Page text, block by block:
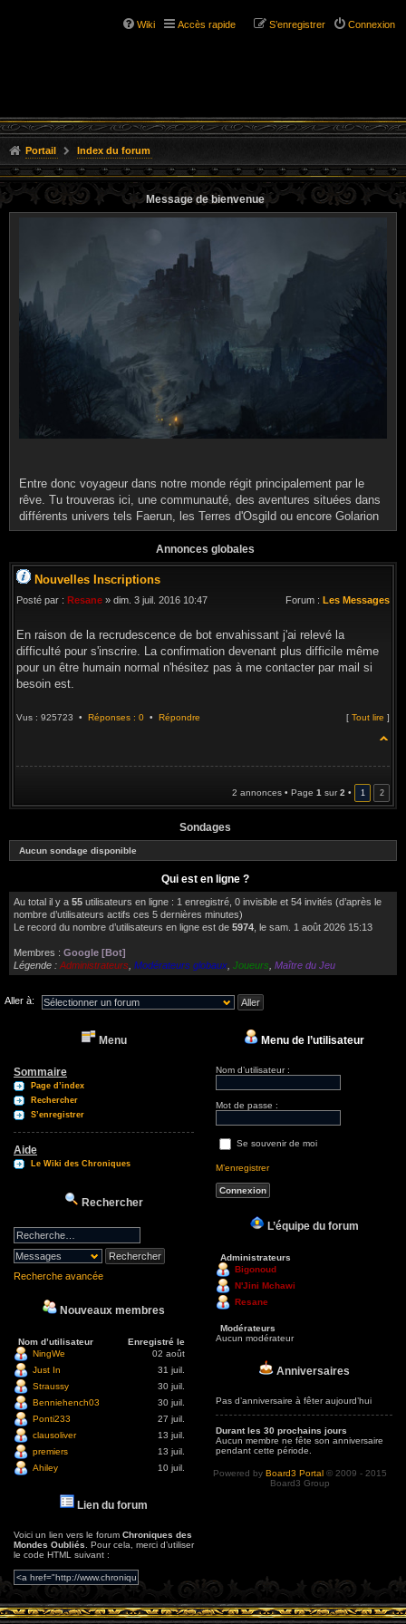
Wiki Accès rapide Connexion
S’enregistrer
Portail Index du forum
Message de bienvenue
Entre donc voyageur dans notre monde régit principalement par le
rêve. Tu trouveras ici, une communauté, des aventures situées dans
différents univers tels Faerun, les Terres d'Osgild ou encore Golarion
Annonces globales
Nouvelles Inscriptions
Posté par : Resane » dim. 3 juil. 2016 10:47 Forum : Les Messages
En raison de la recrudescence de bot envahissant j'ai relevé la
difficulté pour s'inscrire. La confirmation devenant plus difficile même
pour un être humain normal n'hésitez pas à me contacter par mail si
besoin est.
Vus : 925723 • Réponses : 0 • Répondre [ Tout lire ]
2 annonces • Page 1 sur2 • 1 2
Sondages
Aucun sondage disponible
Qui est en ligne ?
Au total il y a 55 utilisateurs en ligne : 1 enregistré, 0 invisible et 54 invités (d’après le
nombre d’utilisateurs actifs ces 5 dernières minutes)
Le record du nombre d’utilisateurs en ligne est de 5974 , le sam. 1 août 2026 15:13
Membres : Google [Bot]
Légende : Administrateurs Modérateurs globaux Joueurs Maître du Jeu
Aller à:
Menu
Sommaire
Page d’index
Rechercher
S’enregistrer
Aide
Le Wiki des Chroniques
Rechercher
Recherche avancée
Nouveaux membres
Nom d’utilisateur
Enregistré le
NingWe
02 août
Just In
31 juil.
Straussy
30 juil.
Benniehench03
30 juil.
Ponti233
27 juil.
clausoliver
13 juil.
premiers
13 juil.
Ahiley
10 juil.
Lien du forum
Voici un lien vers le forum Chroniques des
Mondes Oubliés . Pour cela, merci d’utiliser
le code HTML suivant :
Menu de l’utilisateur
Nom d’utilisateur :
Mot de passe :
Se souvenir de moi
M’enregistrer
L’équipe du forum
Administrateurs
Bigonoud
N'Jini Mchawi
Resane
Modérateurs
Aucun modérateur
Anniversaires
Pas d’anniversaire à fêter aujourd’hui
Durant les 30 prochains jours
Aucun membre ne fête son anniversaire
pendant cette période.
Powered by Board3 Portal © 2009 - 2015
Board3 Group